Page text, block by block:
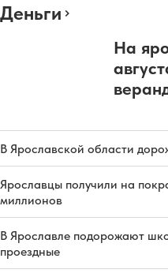
Деньги
На
В Ярославской области
Ярославцы получили на
миллионов
В Ярославле подорожают
проездные